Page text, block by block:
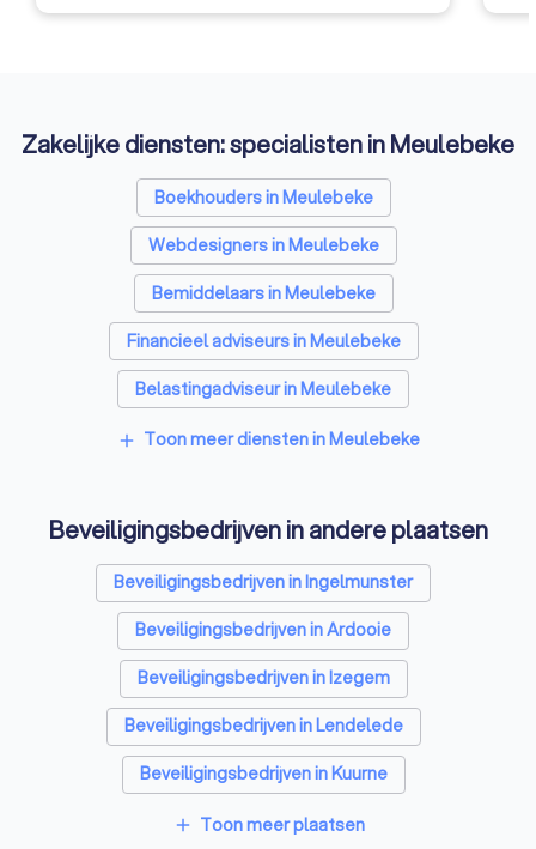
Zakelijke diensten: specialisten in Meulebeke
Boekhouders in Meulebeke
Webdesigners in Meulebeke
Bemiddelaars in Meulebeke
Financieel adviseurs in Meulebeke
Belastingadviseur in Meulebeke
Videografen in Meulebeke
add Toon meer diensten in Meulebeke
Beveiligingsbedrijven in andere plaatsen
Beveiligingsbedrijven in Ingelmunster
Beveiligingsbedrijven in Ardooie
Beveiligingsbedrijven in Izegem
Beveiligingsbedrijven in Lendelede
Beveiligingsbedrijven in Kuurne
Beveiligingsbedrijven in Roeselare
add Toon meer plaatsen